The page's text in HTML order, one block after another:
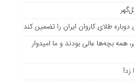
دوباره طلای کاروان ایران را تضمین کند
همه بچه‌ها عالی بودند و ما امیدوار